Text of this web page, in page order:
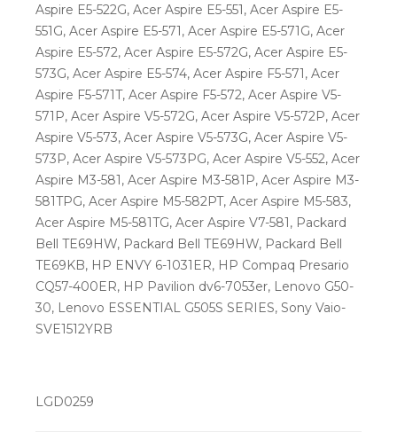
Aspire E5-522G, Acer Aspire E5-551, Acer Aspire E5-
551G, Acer Aspire E5-571, Acer Aspire E5-571G, Acer
Aspire E5-572, Acer Aspire E5-572G, Acer Aspire E5-
573G, Acer Aspire E5-574, Acer Aspire F5-571, Acer
Aspire F5-571T, Acer Aspire F5-572, Acer Aspire V5-
571P, Acer Aspire V5-572G, Acer Aspire V5-572P, Acer
Aspire V5-573, Acer Aspire V5-573G, Acer Aspire V5-
573P, Acer Aspire V5-573PG, Acer Aspire V5-552, Acer
Aspire M3-581, Acer Aspire M3-581P, Acer Aspire M3-
581TPG, Acer Aspire M5-582PT, Acer Aspire M5-583,
Acer Aspire M5-581TG, Acer Aspire V7-581, Packard
Bell TE69HW, Packard Bell TE69HW, Packard Bell
TE69KB, HP ENVY 6-1031ER, HP Compaq Presario
CQ57-400ER, HP Pavilion dv6-7053er, Lenovo G50-
30, Lenovo ESSENTIAL G505S SERIES, Sony Vaio-
SVE1512YRB
LGD0259